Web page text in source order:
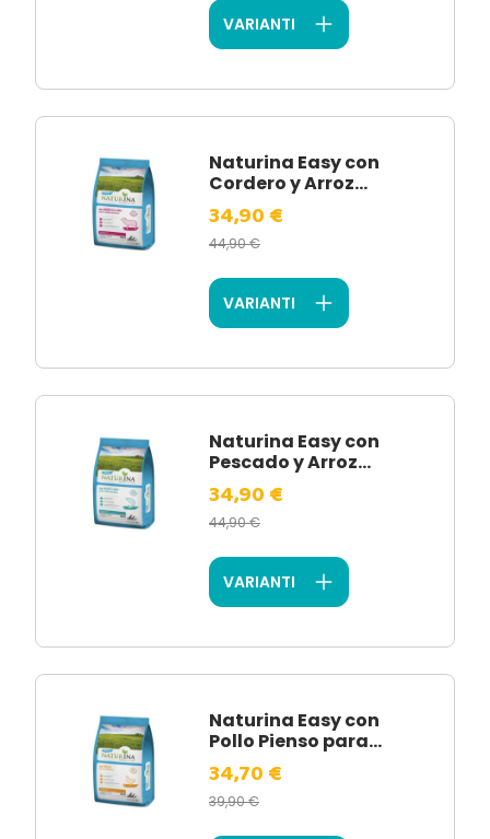
VARIANTI
Naturina Easy con
Cordero y Arroz...
34,90 €
44,90 €
VARIANTI
Naturina Easy con
Pescado y Arroz...
34,90 €
44,90 €
VARIANTI
Naturina Easy con
Pollo Pienso para...
34,70 €
39,90 €